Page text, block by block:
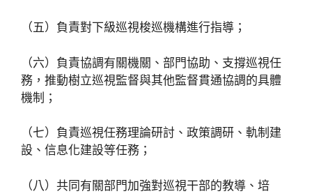
（五）負責對下級巡視梭巡機構進行指導；
（六）負責協調有關機關、部門協助、支撐巡視任
務，推動樹立巡視監督與其他監督貫通協調的具體
機制；
（七）負責巡視任務理論研討、政策調研、軌制建
設、信息化建設等任務；
（八）共同有關部門加強對巡視干部的教導、培